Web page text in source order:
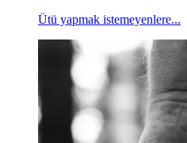
Ütü yapmak istemeyenlere...